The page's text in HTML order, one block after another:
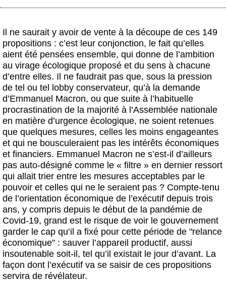
Il ne saurait y avoir de vente à la découpe de ces 149
propositions : c’est leur conjonction, le fait qu’elles
aient été pensées ensemble, qui donne de l’ambition
au virage écologique proposé et du sens à chacune
d’entre elles. Il ne faudrait pas que, sous la pression
de tel ou tel lobby conservateur, qu’à la demande
d’Emmanuel Macron, ou que suite à l’habituelle
procrastination de la majorité à l’Assemblée nationale
en matière d’urgence écologique, ne soient retenues
que quelques mesures, celles les moins engageantes
et qui ne bousculeraient pas les intérêts économiques
et financiers. Emmanuel Macron ne s’est-il d’ailleurs
pas auto-désigné comme le « filtre » en dernier ressort
qui allait trier entre les mesures acceptables par le
pouvoir et celles qui ne le seraient pas ? Compte-tenu
de l’orientation économique de l’exécutif depuis trois
ans, y compris depuis le début de la pandémie de
Covid-19, grand est le risque de voir le gouvernement
garder le cap qu’il a fixé pour cette période de "relance
économique" : sauver l’appareil productif, aussi
insoutenable soit-il, tel qu’il existait le jour d’avant. La
façon dont l’exécutif va se saisir de ces propositions
servira de révélateur.